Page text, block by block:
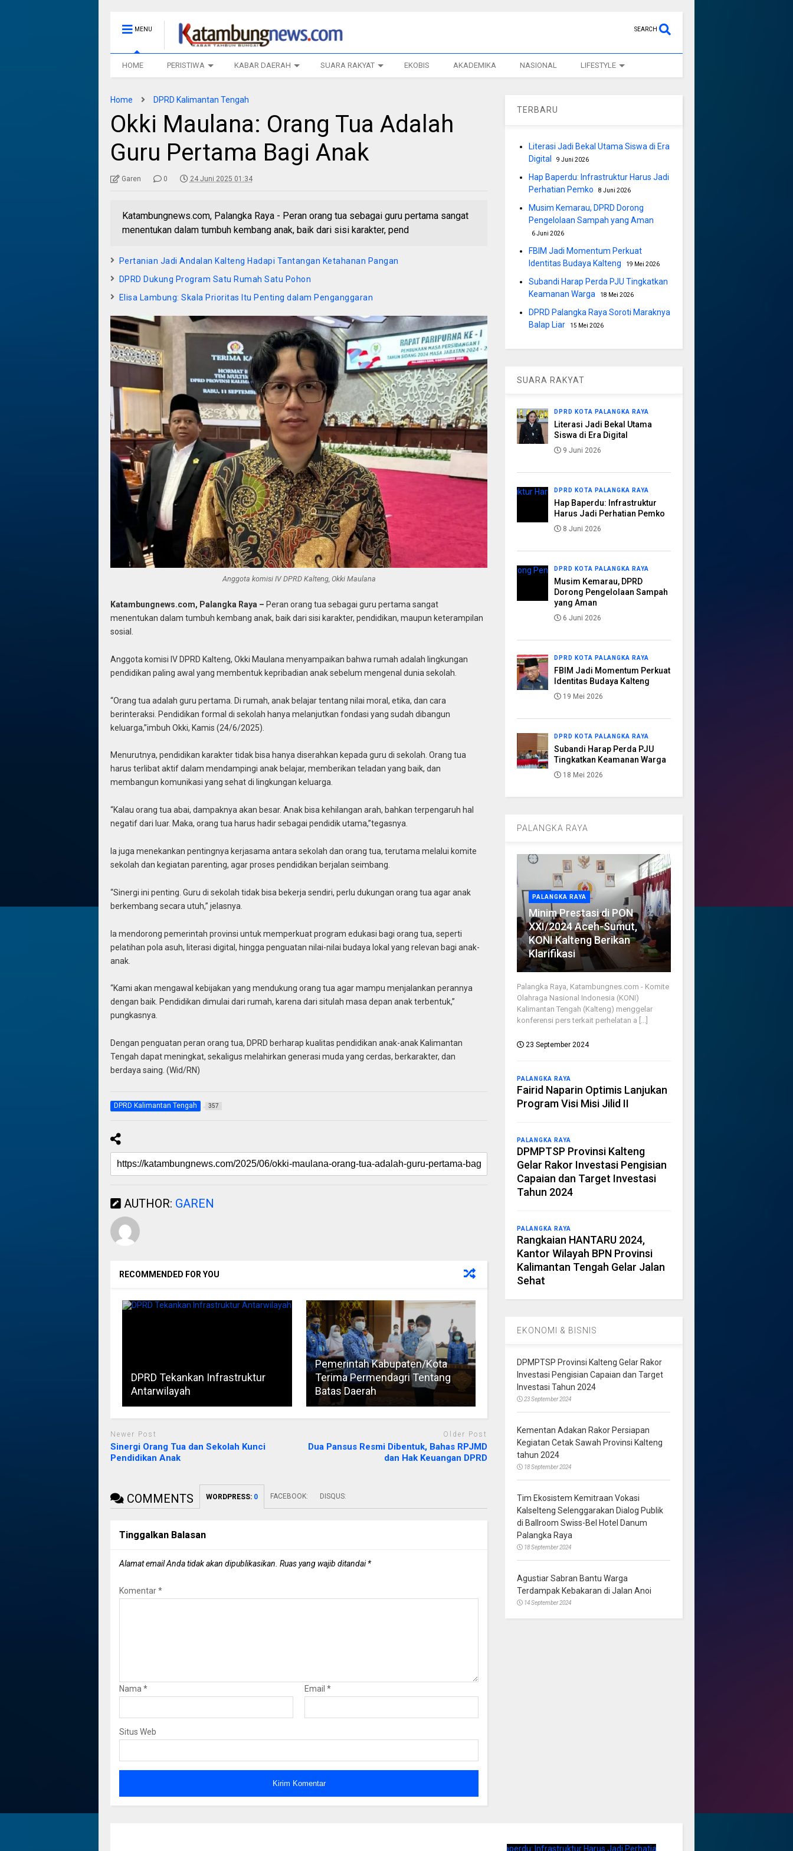
MENU SEARCH
HOME PERISTIWA KABAR DAERAH SUARA RAKYAT EKOBIS AKADEMIKA NASIONAL LIFESTYLE
Home DPRD Kalimantan Tengah
Okki Maulana: Orang Tua Adalah
Guru Pertama Bagi Anak
Garen 0 24 Juni 2025 01:34
Katambungnews.com, Palangka Raya - Peran orang tua sebagai guru pertama sangat
menentukan dalam tumbuh kembang anak, baik dari sisi karakter, pend
Pertanian Jadi Andalan Kalteng Hadapi Tantangan Ketahanan Pangan
DPRD Dukung Program Satu Rumah Satu Pohon
Elisa Lambung: Skala Prioritas Itu Penting dalam Penganggaran
Anggota komisi IV DPRD Kalteng, Okki Maulana
Katambungnews.com, Palangka Raya – Peran orang tua sebagai guru pertama sangat
menentukan dalam tumbuh kembang anak, baik dari sisi karakter, pendidikan, maupun keterampilan
sosial.
Anggota komisi IV DPRD Kalteng, Okki Maulana menyampaikan bahwa rumah adalah lingkungan
pendidikan paling awal yang membentuk kepribadian anak sebelum mengenal dunia sekolah.
“Orang tua adalah guru pertama. Di rumah, anak belajar tentang nilai moral, etika, dan cara
berinteraksi. Pendidikan formal di sekolah hanya melanjutkan fondasi yang sudah dibangun
keluarga,”imbuh Okki, Kamis (24/6/2025).
Menurutnya, pendidikan karakter tidak bisa hanya diserahkan kepada guru di sekolah. Orang tua
harus terlibat aktif dalam mendampingi anak belajar, memberikan teladan yang baik, dan
membangun komunikasi yang sehat di lingkungan keluarga.
“Kalau orang tua abai, dampaknya akan besar. Anak bisa kehilangan arah, bahkan terpengaruh hal
negatif dari luar. Maka, orang tua harus hadir sebagai pendidik utama,”tegasnya.
Ia juga menekankan pentingnya kerjasama antara sekolah dan orang tua, terutama melalui komite
sekolah dan kegiatan parenting, agar proses pendidikan berjalan seimbang.
“Sinergi ini penting. Guru di sekolah tidak bisa bekerja sendiri, perlu dukungan orang tua agar anak
berkembang secara utuh,” jelasnya.
Ia mendorong pemerintah provinsi untuk memperkuat program edukasi bagi orang tua, seperti
pelatihan pola asuh, literasi digital, hingga penguatan nilai-nilai budaya lokal yang relevan bagi anak-
anak.
“Kami akan mengawal kebijakan yang mendukung orang tua agar mampu menjalankan perannya
dengan baik. Pendidikan dimulai dari rumah, karena dari situlah masa depan anak terbentuk,”
pungkasnya.
Dengan penguatan peran orang tua, DPRD berharap kualitas pendidikan anak-anak Kalimantan
Tengah dapat meningkat, sekaligus melahirkan generasi muda yang cerdas, berkarakter, dan
berdaya saing. (Wid/RN)
DPRD Kalimantan Tengah 357
AUTHOR: GAREN
RECOMMENDED FOR YOU
DPRD Tekankan Infrastruktur
Antarwilayah
Pemerintah Kabupaten/Kota
Terima Permendagri Tentang
Batas Daerah
Newer Post
Sinergi Orang Tua dan Sekolah Kunci
Pendidikan Anak
Older Post
Dua Pansus Resmi Dibentuk, Bahas RPJMD
dan Hak Keuangan DPRD
COMMENTS WORDPRESS: 0 FACEBOOK: DISQUS:
Tinggalkan Balasan
Alamat email Anda tidak akan dipublikasikan. Ruas yang wajib ditandai*
Komentar*
Nama * Email *
Situs Web
TERBARU
Literasi Jadi Bekal Utama Siswa di Era
Digital
9 Juni 2026
Hap Baperdu: Infrastruktur Harus Jadi
Perhatian Pemko
8 Juni 2026
Musim Kemarau, DPRD Dorong
Pengelolaan Sampah yang Aman
6 Juni 2026
FBIM Jadi Momentum Perkuat
Identitas Budaya Kalteng
19 Mei 2026
Subandi Harap Perda PJU Tingkatkan
Keamanan Warga
18 Mei 2026
DPRD Palangka Raya Soroti Maraknya
Balap Liar
15 Mei 2026
SUARA RAKYAT
DPRD KOTA PALANGKA RAYA
Literasi Jadi Bekal Utama
Siswa di Era Digital
9 Juni 2026
DPRD KOTA PALANGKA RAYA
Hap Baperdu: Infrastruktur
Harus Jadi Perhatian Pemko
8 Juni 2026
DPRD KOTA PALANGKA RAYA
Musim Kemarau, DPRD
Dorong Pengelolaan Sampah
yang Aman
6 Juni 2026
DPRD KOTA PALANGKA RAYA
FBIM Jadi Momentum Perkuat
Identitas Budaya Kalteng
19 Mei 2026
DPRD KOTA PALANGKA RAYA
Subandi Harap Perda PJU
Tingkatkan Keamanan Warga
18 Mei 2026
PALANGKA RAYA
PALANGKA RAYA
Minim Prestasi di PON
XXI/2024 Aceh-Sumut,
KONI Kalteng Berikan
Klarifikasi
Palangka Raya, Katambungnes.com - Komite
Olahraga Nasional Indonesia (KONI)
Kalimantan Tengah (Kalteng) menggelar
konferensi pers terkait perhelatan a [...]
23 September 2024
PALANGKA RAYA
Fairid Naparin Optimis Lanjukan
Program Visi Misi Jilid II
PALANGKA RAYA
DPMPTSP Provinsi Kalteng
Gelar Rakor Investasi Pengisian
Capaian dan Target Investasi
Tahun 2024
PALANGKA RAYA
Rangkaian HANTARU 2024,
Kantor Wilayah BPN Provinsi
Kalimantan Tengah Gelar Jalan
Sehat
EKONOMI & BISNIS
DPMPTSP Provinsi Kalteng Gelar Rakor
Investasi Pengisian Capaian dan Target
Investasi Tahun 2024
23 September 2024
Kementan Adakan Rakor Persiapan
Kegiatan Cetak Sawah Provinsi Kalteng
tahun 2024
18 September 2024
Tim Ekosistem Kemitraan Vokasi
Kalselteng Selenggarakan Dialog Publik
di Ballroom Swiss-Bel Hotel Danum
Palangka Raya
18 September 2024
Agustiar Sabran Bantu Warga
Terdampak Kebakaran di Jalan Anoi
14 September 2024